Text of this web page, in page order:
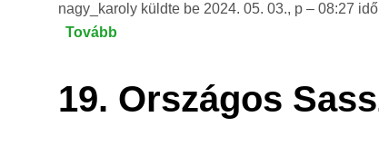
nyereményei)
nagy_karoly küldte be 2024. 05. 03., p – 08:27
Tovább
ragadozó
19. Országos